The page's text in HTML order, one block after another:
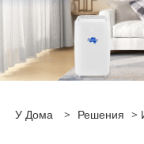
У Дома > Решения >